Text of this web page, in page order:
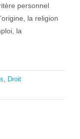
personnel
la religion
la
Droit